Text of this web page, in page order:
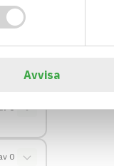
Avvisa
0
0
0